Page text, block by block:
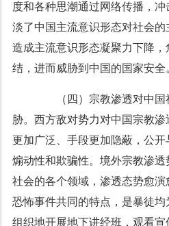
度和各种思潮通过网络传播，
淡了中国主流意识形态对社会的
造成主流意识形态凝聚力下降
结，进而威胁到中国的国家安全
（四）宗教渗透对中国
胁。西方敌对势力对中国宗教
更加广泛、手段更加隐蔽，公
煽动性和欺骗性。境外宗教渗
社会的各个领域，渗透态势愈演
恐怖事件共同的特点，是暴徒
组织地开展地下讲经班，观看